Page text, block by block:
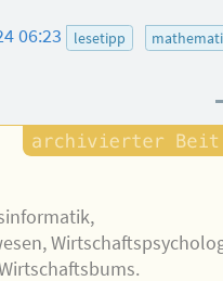
06:23 lesetipp